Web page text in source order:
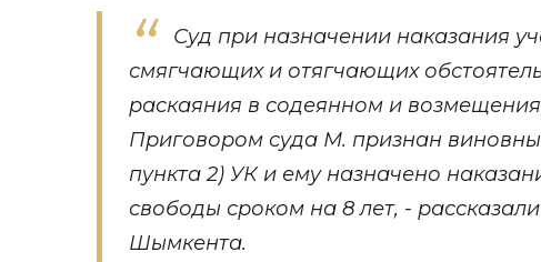
Суд при назначении наказания
смягчающих и отягчающих
раскаяния в содеянном и
Приговором суда М. признан
пункта 2) УК и ему назначено
свободы сроком на 8 лет, -
Шымкента.